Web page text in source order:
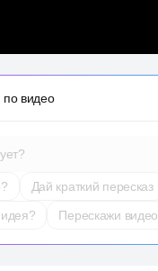
по видео
Дай краткий пересказ
Перескажи видео